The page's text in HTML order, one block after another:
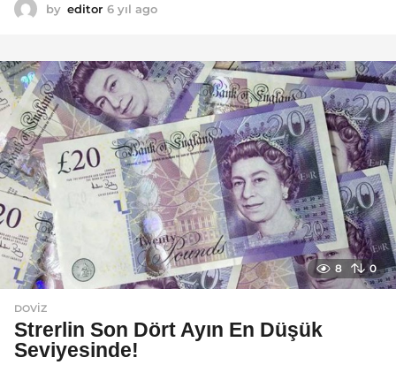
by editor 6 yıl ago
l
a
o
8 0
DOVIZ
Strerlin Son Dört Ayın En Düşük
Seviyesinde!